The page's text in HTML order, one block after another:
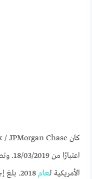
كان Bank / JPMorgan Chase من بين
اعتبارًا من 18/03/2019. وتصدر قائمة
الأمريكية لعام